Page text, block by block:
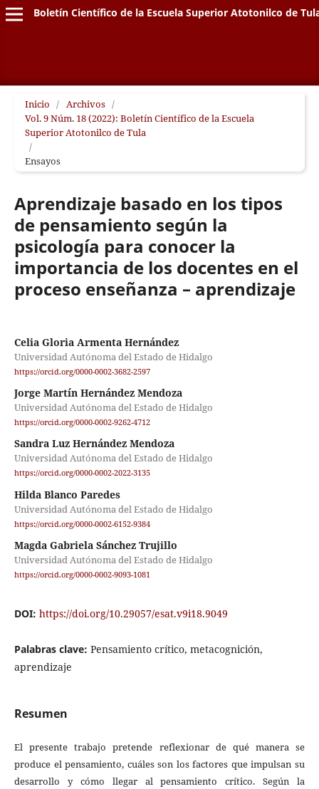
Boletín Científico de la Escuela Superior Atotonilco de
Inicio / Archivos /
Vol. 9 Núm. 18 (2022): Boletín Científico de la Escuela
Superior Atotonilco de Tula
/
Ensayos
Aprendizaje basado en los tipos
de pensamiento según la
psicología para conocer la
importancia de los docentes en el
proceso enseñanza – aprendizaje
Celia Gloria Armenta Hernández
Universidad Autónoma del Estado de Hidalgo
https://orcid.org/0000-0002-3682-2597
Jorge Martín Hernández Mendoza
Universidad Autónoma del Estado de Hidalgo
https://orcid.org/0000-0002-9262-4712
Sandra Luz Hernández Mendoza
Universidad Autónoma del Estado de Hidalgo
https://orcid.org/0000-0002-2022-3135
Hilda Blanco Paredes
Universidad Autónoma del Estado de Hidalgo
https://orcid.org/0000-0002-6152-9384
Magda Gabriela Sánchez Trujillo
Universidad Autónoma del Estado de Hidalgo
https://orcid.org/0000-0002-9093-1081
DOI: https://doi.org/10.29057/esat.v9i18.9049
Palabras clave: Pensamiento crítico, metacognición,
aprendizaje
Resumen
El presente trabajo pretende reflexionar de qué manera se
produce el pensamiento, cuáles son los factores que impulsan su
desarrollo y cómo llegar al pensamiento crítico. Según la